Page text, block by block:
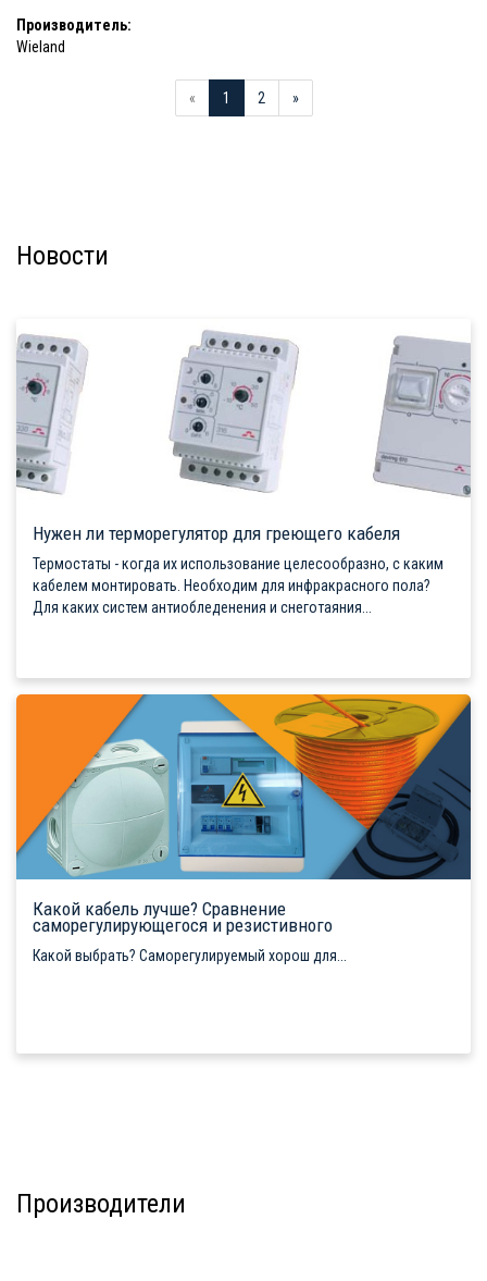
Производитель:
Wieland
« 1 2 »
Новости
Нужен ли терморегулятор для греющего кабеля
Термостаты - когда их использование целесообразно, с каким
кабелем монтировать. Необходим для инфракрасного пола?
Для каких систем антиобледенения и снеготаяния...
Какой кабель лучше? Сравнение
саморегулирующегося и резистивного
Какой выбрать? Саморегулируемый хорош для...
Производители